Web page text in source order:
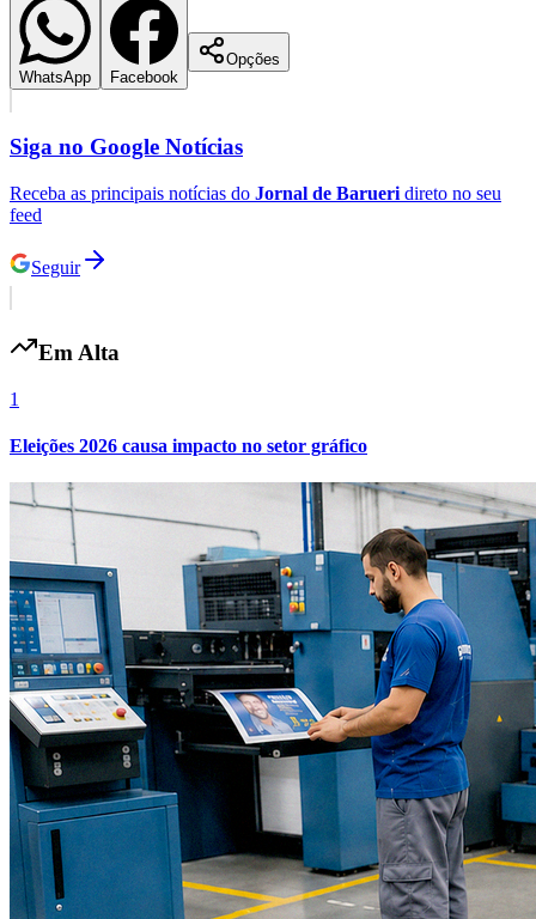
Vasco
WhatsApp Facebook
Opções
Siga no Google Notícias
Receba as principais notícias do Jornal de Barueri direto no seu
feed
Seguir
Em Alta
1
Eleições 2026 causa impacto no setor gráfico